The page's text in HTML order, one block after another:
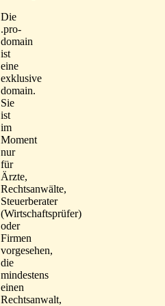
Die
.pro-
domain
ist
eine
exklusive
domain.
Sie
ist
im
Moment
nur
für
Ärzte,
Rechtsanwälte,
Steuerberater
(Wirtschaftsprüfer)
oder
Firmen
vorgesehen,
die
mindestens
einen
Rechtsanwalt,